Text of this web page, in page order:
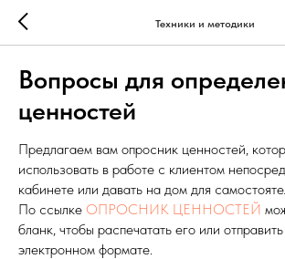
Техники и методики
Вопросы для
ценностей
Предлагаем вам опросник ценностей,
использовать в работе с клиентом
кабинете или давать на дом для
По ссылке ОПРОСНИК ЦЕННОСТЕЙ
бланк, чтобы распечатать его или
электронном формате.